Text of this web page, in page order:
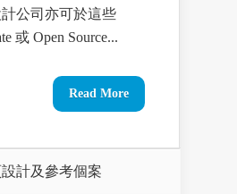
公司亦可於這些
或 Open Source...
Read More
計及參考個案